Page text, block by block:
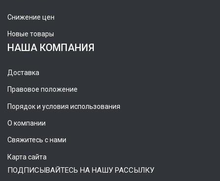
Снижение цен
Новые товары
НАША КОМПАНИЯ
Доставка
Правовое положение
Порядок и условия использования
О компании
Свяжитесь с нами
Карта сайта
ПОДПИСЫВАЙТЕСЬ НА НАШУ РАССЫЛКУ